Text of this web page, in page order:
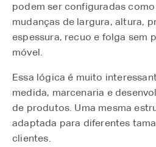
podem ser configuradas
mudanças de largura, altura,
espessura, recuo e folga sem
móvel.
Essa lógica é muito
medida, marcenaria e
de produtos. Uma mesma
adaptada para diferentes
clientes.